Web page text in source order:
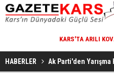
KARS'TA ARILI
HABERLER Ak Parti'den Yarışma